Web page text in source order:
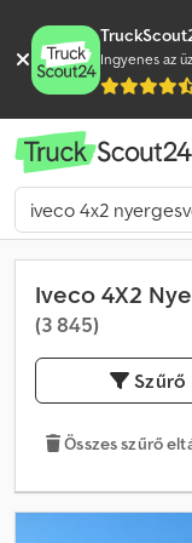
Ingyenes az
Iveco 4X2
(3 845)
Szűrő
Összes szűrő